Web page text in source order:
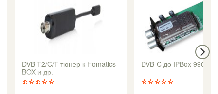
DVB-T2/C/T тюнер к Homatics
BOX и др.
DVB-C до IPBox 9900HD